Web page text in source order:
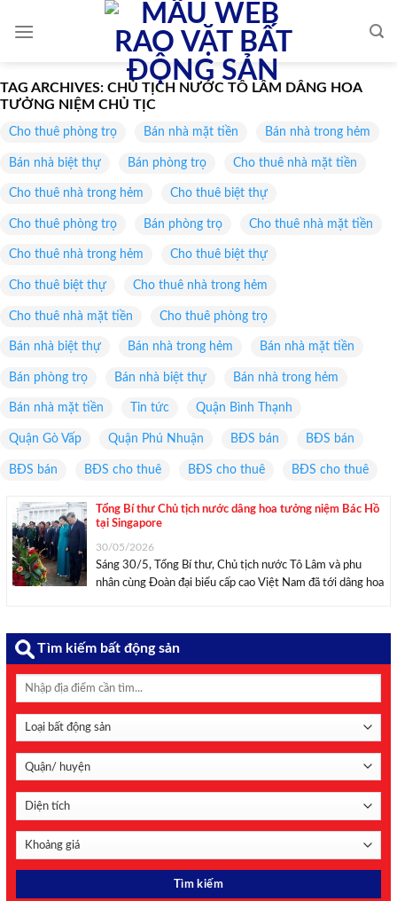
TAG ARCHIVES: CHỦ TỊCH NƯỚC TÔ LÂM DÂNG HOA
TƯỞNG NIỆM CHỦ TỊC
Cho thuê phòng trọ Bán nhà mặt tiền Bán nhà trong hẻm
Bán nhà biệt thự Bán phòng trọ Cho thuê nhà mặt tiền
Cho thuê nhà trong hẻm Cho thuê biệt thự
Cho thuê phòng trọ Bán phòng trọ Cho thuê nhà mặt tiền
Cho thuê nhà trong hẻm Cho thuê biệt thự
Cho thuê biệt thự Cho thuê nhà trong hẻm
Cho thuê nhà mặt tiền Cho thuê phòng trọ
Bán nhà biệt thự Bán nhà trong hẻm Bán nhà mặt tiền
Bán phòng trọ Bán nhà biệt thự Bán nhà trong hẻm
Bán nhà mặt tiền Tin tức Quận Bình Thạnh
Quận Gò Vấp Quận Phú Nhuận BĐS bán BĐS bán
BĐS bán BĐS cho thuê BĐS cho thuê BĐS cho thuê
Tổng Bí thư Chủ tịch nước dâng hoa tưởng niệm Bác Hồ
tại Singapore
30/05/2026
Sáng 30/5, Tổng Bí thư, Chủ tịch nước Tô Lâm và phu
nhân cùng Đoàn đại biểu cấp cao Việt Nam đã tới dâng hoa
Tìm kiếm bất động sản